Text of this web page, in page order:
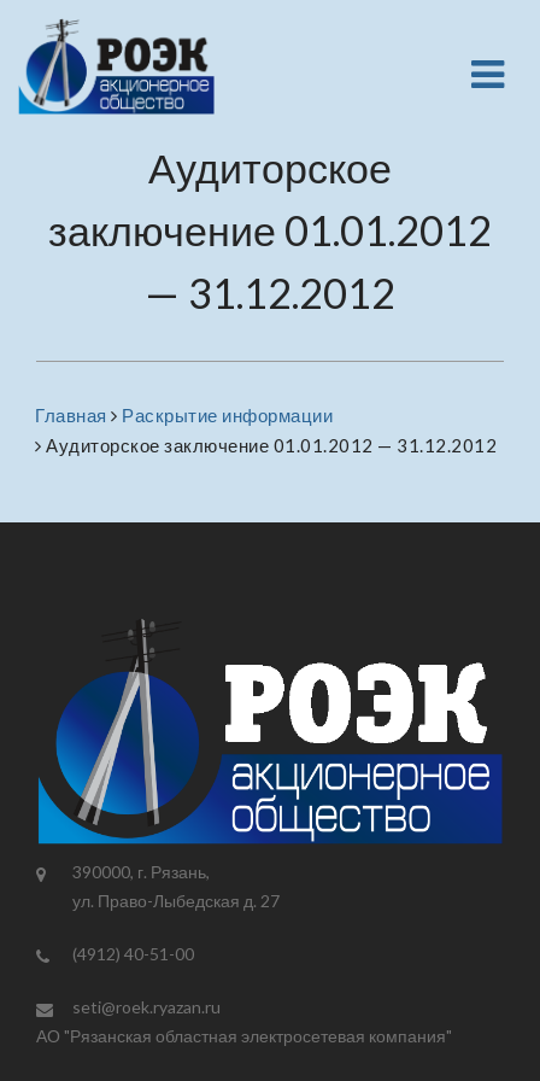
Аудиторское
заключение 01.01.2012
— 31.12.2012
Главная
Раскрытие информации
Аудиторское заключение 01.01.2012 — 31.12.2012
390000, г. Рязань,
ул. Право-Лыбедская д. 27
(4912) 40-51-00
seti@roek.ryazan.ru
АО "Рязанская областная электросетевая компания"